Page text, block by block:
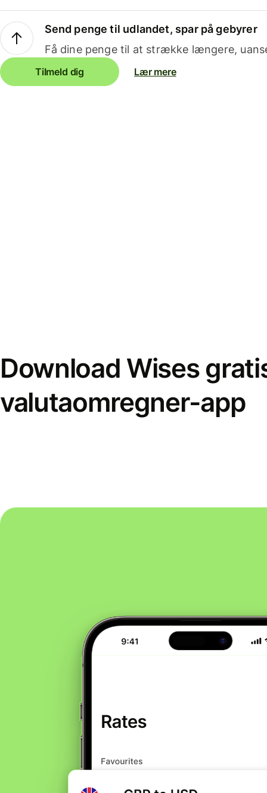
Send penge til udlandet, spar på gebyrer
Få dine penge til at strække længere,
Tilmeld dig Lær mere
Download Wises
valutaomregner-app